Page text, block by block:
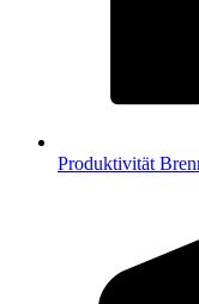
Produktivität